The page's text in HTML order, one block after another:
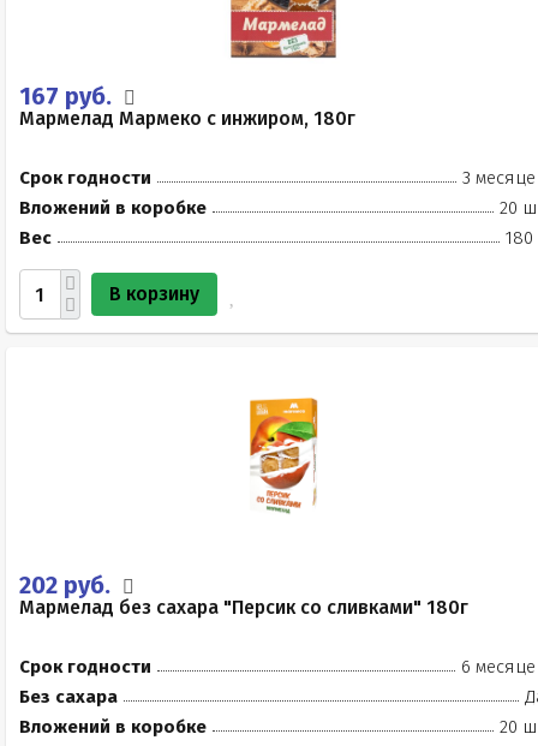
167 руб.
Мармелад Мармеко с инжиром, 180г
Срок годности
3
Вложений в коробке
20
Вес
180
В корзину
202 руб.
Мармелад без сахара "Персик со сливками" 180г
Срок годности
6
Без сахара
Вложений в коробке
20